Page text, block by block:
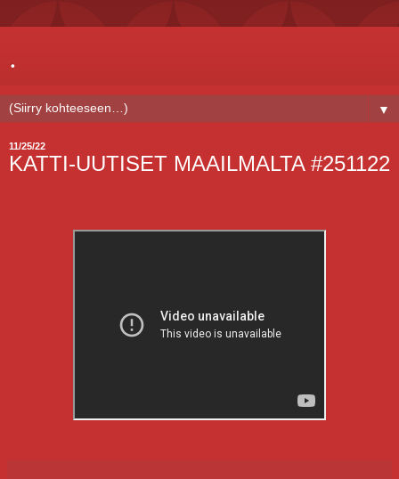
.
▼
11/25/22
KATTI-UUTISET MAAILMALTA #251122